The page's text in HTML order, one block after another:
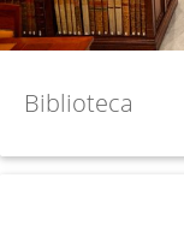
Biblioteca